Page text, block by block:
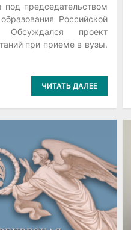
председательством
Российской
Обсуждался проект
при приеме в вузы.
ЧИТАТЬ ДАЛЕЕ